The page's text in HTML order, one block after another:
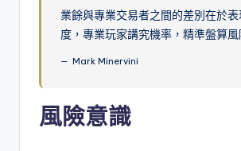
業餘與專業交易者之間的差別在於
度，專業玩家講究機率，精準盤算
Mark Minervini
風險意識